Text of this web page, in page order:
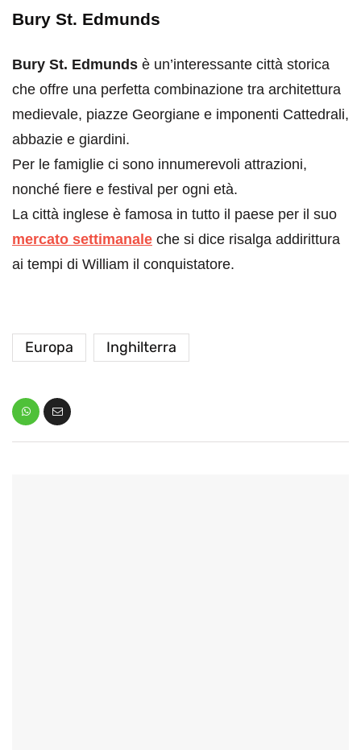
Bury St. Edmunds
Bury St. Edmunds è un’interessante città storica
che offre una perfetta combinazione tra architettura
medievale, piazze Georgiane e imponenti Cattedrali,
abbazie e giardini.
Per le famiglie ci sono innumerevoli attrazioni,
nonché fiere e festival per ogni età.
La città inglese è famosa in tutto il paese per il suo
mercato settimanale che si dice risalga addirittura
ai tempi di William il conquistatore.
Europa Inghilterra